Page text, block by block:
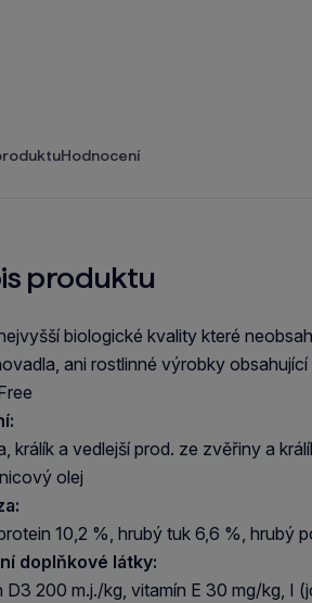
Hodnocení
produktu
biologické kvality které
ani rostlinné výrobky
králík a vedlejší prod. ze zvěřiny a
olej
10,2 %, hrubý tuk 6,6 %, hrubý
doplňkové látky:
D3 200 m.j./kg, vitamín E 30 mg/kg, I